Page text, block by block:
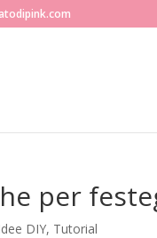
per
DIY, Tutorial